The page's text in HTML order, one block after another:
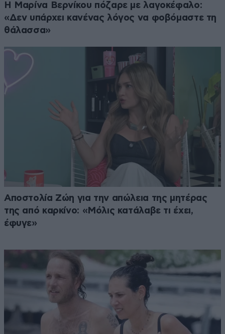
Η Μαρίνα Βερνίκου πόζαρε με λαγοκέφαλο:
«Δεν υπάρχει κανένας λόγος να φοβόμαστε τη
θάλασσα»
Αποστολία Ζώη για την απώλεια της μητέρας
της από καρκίνο: «Μόλις κατάλαβε τι έχει,
έφυγε»